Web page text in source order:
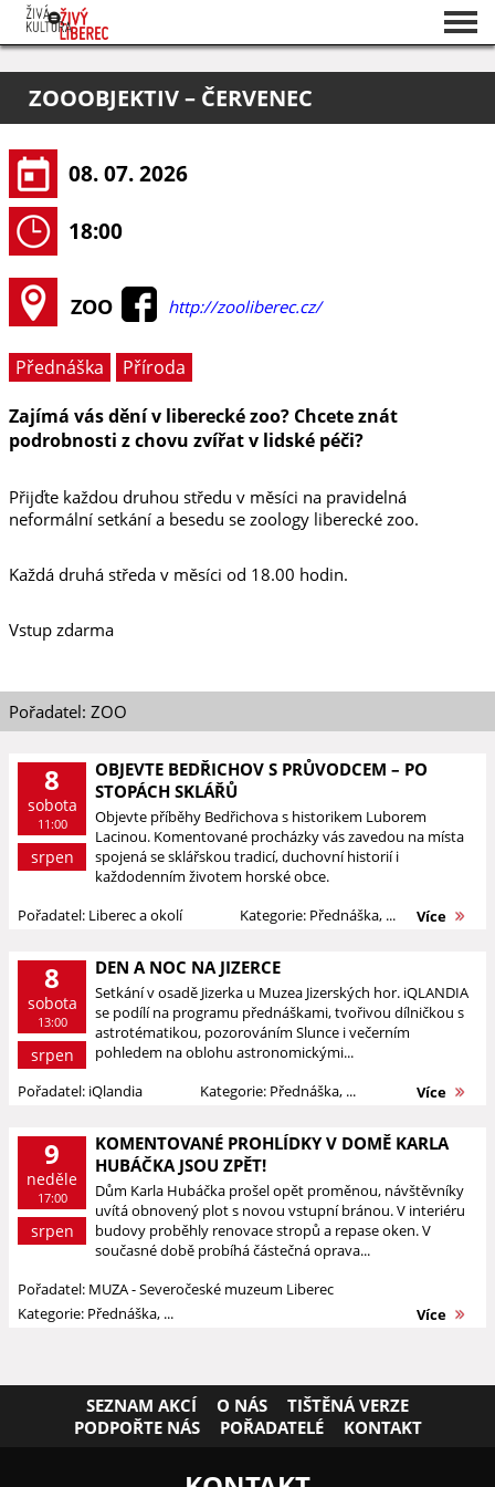
O projektu
Pořadatelé
ZOOOBJEKTIV – ČERVENEC
08. 07. 2026
18:00
ZOO http://zooliberec.cz/
Přednáška
Příroda
Zajímá vás dění v liberecké zoo? Chcete znát
podrobnosti z chovu zvířat v lidské péči?
Přijďte každou druhou středu v měsíci na pravidelná
neformální setkání a besedu se zoology liberecké zoo.
Každá druhá středa v měsíci od 18.00 hodin.
Vstup zdarma
Pořadatel: ZOO
8
sobota
11:00
srpen
OBJEVTE BEDŘICHOV S PRŮVODCEM – PO
STOPÁCH SKLÁŘŮ
Objevte příběhy Bedřichova s historikem Luborem
Lacinou. Komentované procházky vás zavedou na místa
spojená se sklářskou tradicí, duchovní historií i
každodenním životem horské obce.
Pořadatel: Liberec a okolí
Kategorie: Přednáška, ... Více
8
sobota
13:00
srpen
DEN A NOC NA JIZERCE
Setkání v osadě Jizerka u Muzea Jizerských hor. iQLANDIA
se podílí na programu přednáškami, tvořivou dílničkou s
astrotématikou, pozorováním Slunce i večerním
pohledem na oblohu astronomickými...
Pořadatel: iQlandia
Kategorie: Přednáška, ... Více
9
neděle
17:00
srpen
KOMENTOVANÉ PROHLÍDKY V DOMĚ KARLA
HUBÁČKA JSOU ZPĚT!
Dům Karla Hubáčka prošel opět proměnou, návštěvníky
uvítá obnovený plot s novou vstupní bránou. V interiéru
budovy proběhly renovace stropů a repase oken. V
současné době probíhá částečná oprava...
Pořadatel: MUZA - Severočeské muzeum Liberec
Kategorie: Přednáška, ...
Více
SEZNAM AKCÍ O NÁS
TIŠTĚNÁ VERZE
PODPOŘTE NÁS
POŘADATELÉ KONTAKT